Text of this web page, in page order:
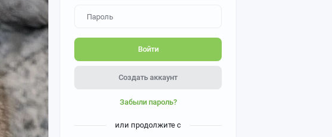
Войти
Создать аккаунт
Забыли пароль?
или продолжите с